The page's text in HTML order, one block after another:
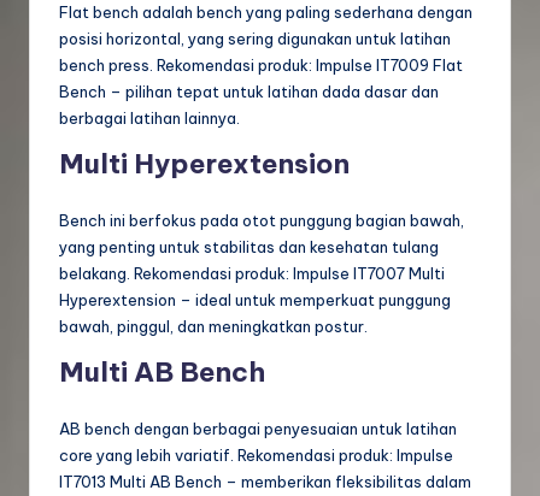
Flat bench adalah bench yang paling sederhana dengan
posisi horizontal, yang sering digunakan untuk latihan
bench press. Rekomendasi produk: Impulse IT7009 Flat
Bench – pilihan tepat untuk latihan dada dasar dan
berbagai latihan lainnya.
Multi Hyperextension
Bench ini berfokus pada otot punggung bagian bawah,
yang penting untuk stabilitas dan kesehatan tulang
belakang. Rekomendasi produk: Impulse IT7007 Multi
Hyperextension – ideal untuk memperkuat punggung
bawah, pinggul, dan meningkatkan postur.
Multi AB Bench
AB bench dengan berbagai penyesuaian untuk latihan
core yang lebih variatif. Rekomendasi produk: Impulse
IT7013 Multi AB Bench – memberikan fleksibilitas dalam